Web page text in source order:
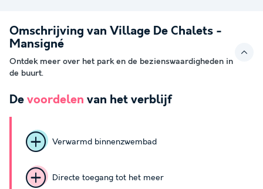
Omschrijving van Village De Chalets -
Mansigné
Ontdek meer over het park en de bezienswaardigheden in
de buurt.
De voordelen van het verblijf
Verwarmd binnenzwembad
Directe toegang tot het meer